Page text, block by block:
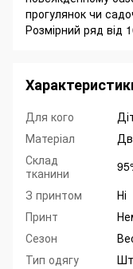
прогулянок чи
Розмірний ряд від
Для кого
Матеріал
Склад
тканини
З принтом
Ні
Принт
Сезон
Тип одягу